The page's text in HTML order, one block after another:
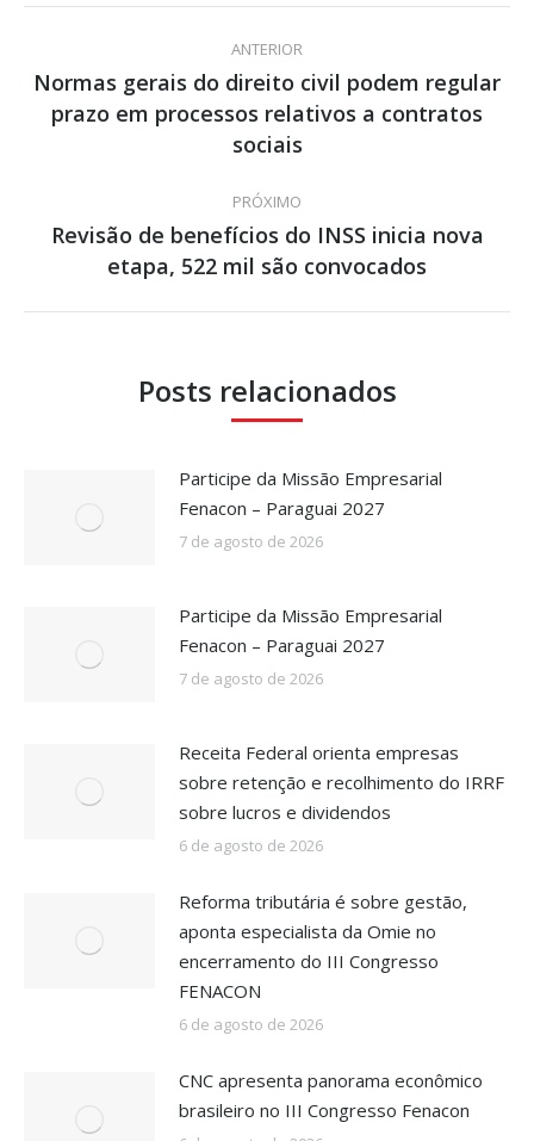
Navegação
de
post:
ANTERIOR
Post
anterior:
Normas gerais do direito civil podem regular
prazo em processos relativos a contratos
sociais
PRÓXIMO
Próximo
post:
Revisão de benefícios do INSS inicia nova
etapa, 522 mil são convocados
Posts relacionados
Participe da Missão Empresarial
Fenacon – Paraguai 2027
7 de agosto de 2026
Participe da Missão Empresarial
Fenacon – Paraguai 2027
7 de agosto de 2026
Receita Federal orienta empresas
sobre retenção e recolhimento do IRRF
sobre lucros e dividendos
6 de agosto de 2026
Reforma tributária é sobre gestão,
aponta especialista da Omie no
encerramento do III Congresso
FENACON
6 de agosto de 2026
CNC apresenta panorama econômico
brasileiro no III Congresso Fenacon